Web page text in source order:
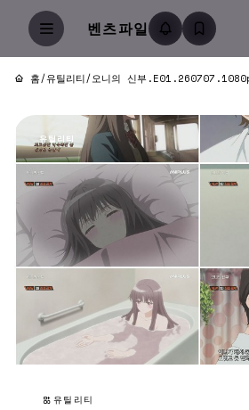
벤츠파일
홈/유틸리티/오니의 신부
유틸리티
유틸리티